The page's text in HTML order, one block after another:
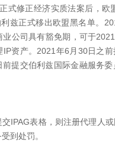
式修正经济实质法案后，欧
兹正式移出欧盟黑名单。
业公司具有豁免期，可于
IP资产。2021年6月30日之
提交伯利兹国际金融服务
IPAG表格，则注册代理人
到处罚。